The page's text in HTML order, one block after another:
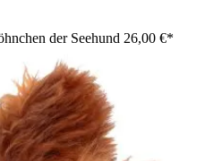
der Seehund 26,00 €*